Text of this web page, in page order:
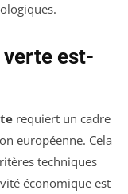
est-
requiert un cadre
européenne. Cela
techniques
économique est